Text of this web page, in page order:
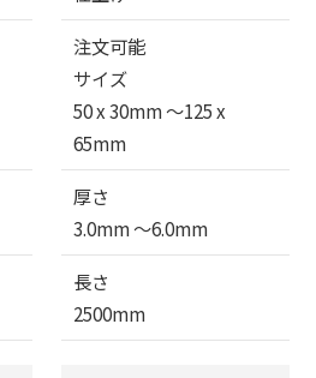
注文可能
サイズ
50 x 30mm 〜125 x
65mm
厚さ
3.0mm 〜6.0mm
長さ
2500mm